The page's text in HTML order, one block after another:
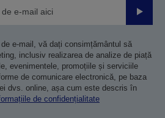
e-mail, vă dați consimțământul să
inclusiv realizarea de analize de piață
evenimentele, promoțiile și serviciile
de comunicare electronică, pe baza
dvs. online, așa cum este descris în
de confidențialitate